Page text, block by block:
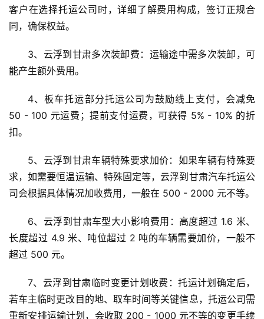
客户在选择托运公司时，详细了解费用构成，签订正规合
同，确保权益。
3、云浮到甘肃多次装卸费：运输途中需多次装卸，可
能产生额外费用。
4、板车托运部分托运公司为鼓励线上支付，会减免
50 - 100 元运费；提前支付运费，可获得 5% - 10% 的折
扣。
5、云浮到甘肃车辆特殊要求加价：如果车辆有特殊要
求，如需要恒温运输、特殊固定等，云浮到甘肃汽车托运公
司会根据具体情况加收费用，一般在 500 - 2000 元不等。
6、云浮到甘肃车型大小影响费用：高度超过 1.6 米、
长度超过 4.9 米、吨位超过 2 吨的车辆需要加价，一般不
超过 500 元。
7、云浮到甘肃临时变更计划收费：托运计划确定后，
若车主临时更改目的地、取车时间等关键信息，托运公司需
重新安排运输计划，会收取 200 - 1000 元不等的变更手续